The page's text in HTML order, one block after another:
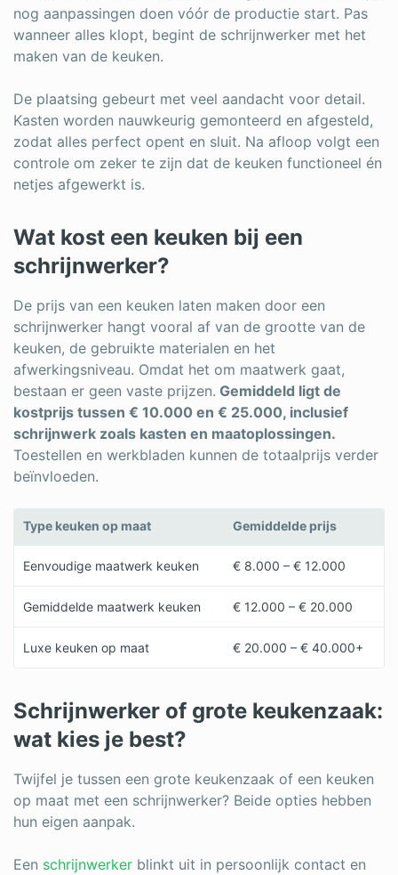
nog aanpassingen doen vóór de productie start. Pas
wanneer alles klopt, begint de schrijnwerker met het
maken van de keuken.
De plaatsing gebeurt met veel aandacht voor detail.
Kasten worden nauwkeurig gemonteerd en afgesteld,
zodat alles perfect opent en sluit. Na afloop volgt een
controle om zeker te zijn dat de keuken functioneel én
netjes afgewerkt is.
Wat kost een keuken bij een
schrijnwerker?
De prijs van een keuken laten maken door een
schrijnwerker hangt vooral af van de grootte van de
keuken, de gebruikte materialen en het
afwerkingsniveau. Omdat het om maatwerk gaat,
bestaan er geen vaste prijzen. Gemiddeld ligt de
kostprijs tussen € 10.000 en € 25.000, inclusief
schrijnwerk zoals kasten en maatoplossingen.
Toestellen en werkbladen kunnen de totaalprijs verder
beïnvloeden.
Type keuken op maat Gemiddelde prijs
Eenvoudige maatwerk keuken € 8.000 – € 12.000
Gemiddelde maatwerk keuken € 12.000 – € 20.000
Luxe keuken op maat € 20.000 – € 40.000+
Schrijnwerker of grote keukenzaak:
wat kies je best?
Twijfel je tussen een grote keukenzaak of een keuken
op maat met een schrijnwerker? Beide opties hebben
hun eigen aanpak.
Een schrijnwerker blinkt uit in persoonlijk contact en